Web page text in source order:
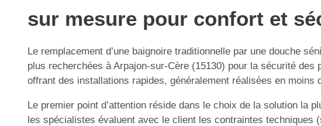
sur mesure pour confort et
Le remplacement d’une baignoire traditionnelle par une douche
plus recherchées à Arpajon-sur-Cère (15130) pour la sécurité
offrant des installations rapides, généralement réalisées en
Le premier point d’attention réside dans le choix de la solution la
les spécialistes évaluent avec le client les contraintes techniques